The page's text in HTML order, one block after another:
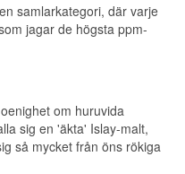
samlarkategori, där varje
jagar de högsta ppm-
om huruvida
sig en 'äkta' Islay-malt,
så mycket från öns rökiga